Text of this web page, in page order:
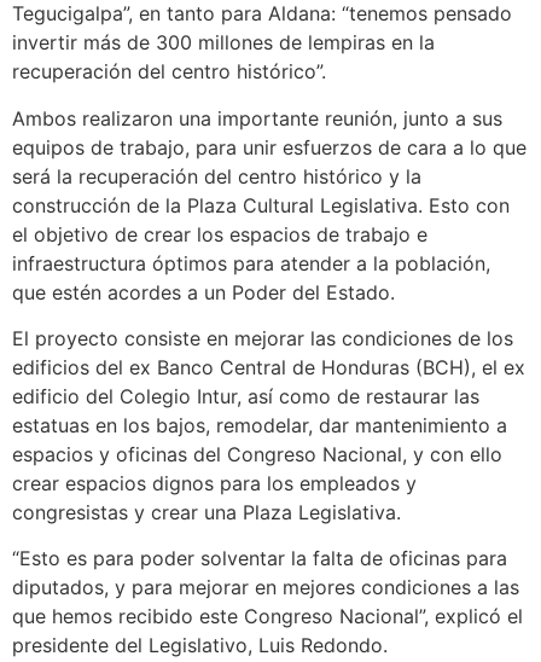
Tegucigalpa”, en tanto para Aldana: “tenemos pensado
invertir más de 300 millones de lempiras en la
recuperación del centro histórico”.
Ambos realizaron una importante reunión, junto a sus
equipos de trabajo, para unir esfuerzos de cara a lo que
será la recuperación del centro histórico y la
construcción de la Plaza Cultural Legislativa. Esto con
el objetivo de crear los espacios de trabajo e
infraestructura óptimos para atender a la población,
que estén acordes a un Poder del Estado.
El proyecto consiste en mejorar las condiciones de los
edificios del ex Banco Central de Honduras (BCH), el ex
edificio del Colegio Intur, así como de restaurar las
estatuas en los bajos, remodelar, dar mantenimiento a
espacios y oficinas del Congreso Nacional, y con ello
crear espacios dignos para los empleados y
congresistas y crear una Plaza Legislativa.
“Esto es para poder solventar la falta de oficinas para
diputados, y para mejorar en mejores condiciones a las
que hemos recibido este Congreso Nacional”, explicó el
presidente del Legislativo, Luis Redondo.